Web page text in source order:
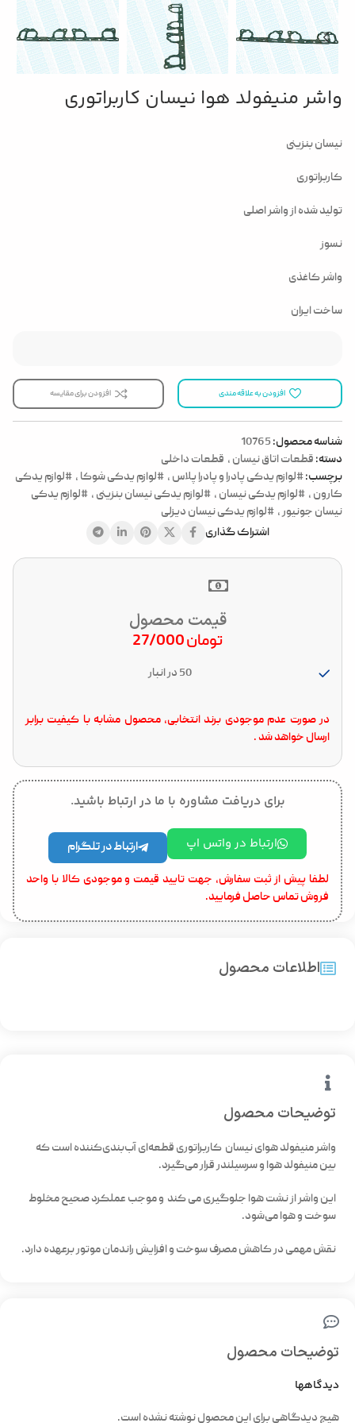
واشر منیفولد هوا نیسان کاربراتوری
نیسان بنزینی
کاربراتوری
تولید شده از واشر اصلی
نسوز
واشر کاغذی
ساخت ایران
افزودن به علاقه مندی افزودن برای مقایسه
شناسه محصول:10765
دسته: قطعات اتاق نیسان , قطعات داخلی
برچسب:#لوازم یدکی پادرا و پادرا پلاس , #لوازم یدکی شوکا , #لوازم یدکی
کارون , #لوازم یدکی نیسان , #لوازم یدکی نیسان بنزینی , #لوازم یدکی
نیسان جونیور, #لوازم یدکی نیسان دیزلی
اشتراک گذاری
قیمت محصول
تومان
50 در انبار
در صورت عدم موجودی برند انتخابی، محصول مشابه با کیفیت برابر
ارسال خواهد شد .
برای دریافت مشاوره با ما در ارتباط باشید.
ارتباط در واتس اپ ارتباط در تلگرام
لطفا پیش از ثبت سفارش، جهت تایید قیمت و موجودی کالا با واحد
فروش تماس حاصل فرمایید.
توضیحات محصول
واشر منیفولد هوای نیسان کاربراتوری قطعه‌ای آب‌بندی‌کننده است که
بین منیفولد هوا و سرسیلندر قرار می‌گیرد.
این واشر از نشت هوا جلوگیری می کند و موجب عملکرد صحیح مخلوط
سوخت و هوا می‌شود.
نقش مهمی در کاهش مصرف سوخت و افزایش راندمان موتور برعهده دارد.
اطلاعات محصول
توضیحات محصول
دیدگاهها
هیچ دیدگاهی برای این محصول نوشته نشده است.